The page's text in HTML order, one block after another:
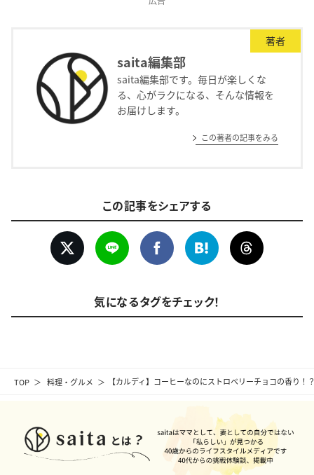
TOP 料理・グルメ 【カルディ】コーヒーなのにストロベリーチョコの香り
著者
saita編集部
saita編集部です。毎日が楽しくな
る、心がラクになる、そんな情報を
お届けします。
この著者の記事をみる
この記事をシェアする
気になるタグをチェック！